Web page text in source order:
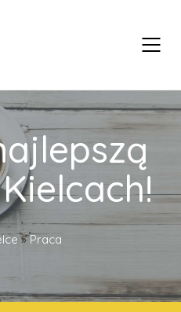
»Praca